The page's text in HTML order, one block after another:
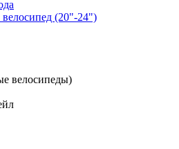
(20"-24")
велосипеды)